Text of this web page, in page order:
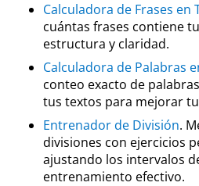
Calculadora de Frases en
cuántas frases contiene
estructura y claridad.
Calculadora de Palabras
conteo exacto de
tus textos para mejorar
Entrenador de División.
divisiones con ejercicios
ajustando los intervalos
entrenamiento efectivo.